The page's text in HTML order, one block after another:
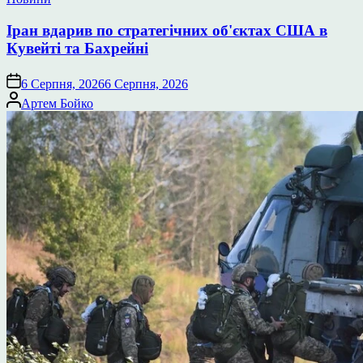
Іран вдарив по стратегічних об'єктах США в
Кувейті та Бахрейні
6 Серпня, 20266 Серпня, 2026
Опубліковано
Артем Бойко